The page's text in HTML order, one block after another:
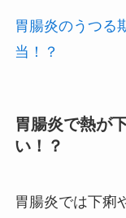
胃腸炎のうつる
当！？
胃腸炎で熱が
い！？
胃腸炎では下痢